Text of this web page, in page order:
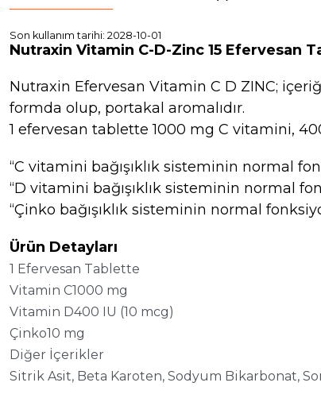
Son kullanım tarihi: 2028-10-01
Nutraxin Vitamin C-D-Zinc 15 Efervesan
Nutraxin Efervesan Vitamin C D ZINC;
formda olup, portakal aromalıdır.
1 efervesan tablette 1000 mg C vitamini,
“C vitamini bağışıklık sisteminin normal
“D vitamini bağışıklık sisteminin normal
“Çinko bağışıklık sisteminin normal
Ürün Detayları
1 Efervesan Tablette
Vitamin C1000 mg
Vitamin D400 IU (10 mcg)
Çinko10 mg
Diğer İçerikler
Sitrik Asit, Beta Karoten, Sodyum Bikarbonat,